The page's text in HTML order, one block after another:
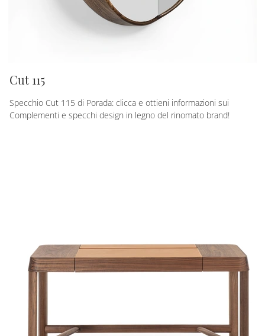
Cut 115
Specchio Cut 115 di Porada: clicca e ottieni informazioni sui
Complementi e specchi design in legno del rinomato brand!